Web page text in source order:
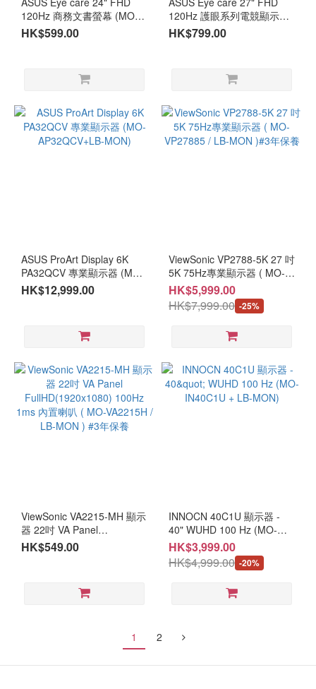
120Hz 商務文書螢幕 (MO-
AV249HR)
HK$599.00
120Hz 護眼系列電競顯示器
(MO-AV279HR)
HK$799.00
ASUS ProArt Display 6K
PA32QCV 專業顯示器 (MO-
AP32QCV+LB-MON)
HK$12,999.00
ViewSonic VP2788-5K 27 吋
5K 75Hz專業顯示器 ( MO-
VP27885 / LB-MON )#3年保
養
HK$5,999.00
HK$7,999.00 -25%
ViewSonic VA2215-MH 顯示
器 22吋 VA Panel
FullHD(1920x1080) 100Hz
1ms 內置喇叭 ( MO-
HK$549.00
INNOCN 40C1U 顯示器 -
40" WUHD 100 Hz (MO-
IN40C1U + LB-MON)
HK$3,999.00
HK$4,999.00 -20%
1 2